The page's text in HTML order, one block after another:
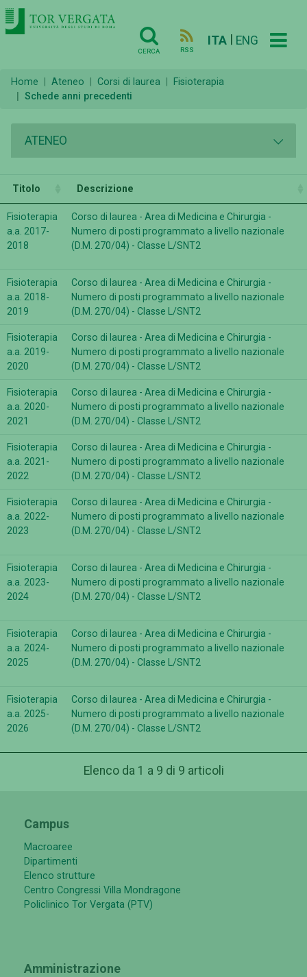
CERCA RSS
ITA ENG
Home Ateneo Corsi di laurea
Fisioterapia
Schede anni precedenti
ATENEO
Titolo Descrizione
Fisioterapia
a.a. 2017-
2018
Corso di laurea - Area di Medicina e Chirurgia -
Numero di posti programmato a livello nazionale
(D.M. 270/04) - Classe L/SNT2
Fisioterapia
a.a. 2018-
2019
Corso di laurea - Area di Medicina e Chirurgia -
Numero di posti programmato a livello nazionale
(D.M. 270/04) - Classe L/SNT2
Fisioterapia
a.a. 2019-
2020
Corso di laurea - Area di Medicina e Chirurgia -
Numero di posti programmato a livello nazionale
(D.M. 270/04) - Classe L/SNT2
Fisioterapia
a.a. 2020-
2021
Corso di laurea - Area di Medicina e Chirurgia -
Numero di posti programmato a livello nazionale
(D.M. 270/04) - Classe L/SNT2
Fisioterapia
a.a. 2021-
2022
Corso di laurea - Area di Medicina e Chirurgia -
Numero di posti programmato a livello nazionale
(D.M. 270/04) - Classe L/SNT2
Fisioterapia
a.a. 2022-
2023
Corso di laurea - Area di Medicina e Chirurgia -
Numero di posti programmato a livello nazionale
(D.M. 270/04) - Classe L/SNT2
Fisioterapia
a.a. 2023-
2024
Corso di laurea - Area di Medicina e Chirurgia -
Numero di posti programmato a livello nazionale
(D.M. 270/04) - Classe L/SNT2
Fisioterapia
a.a. 2024-
2025
Corso di laurea - Area di Medicina e Chirurgia -
Numero di posti programmato a livello nazionale
(D.M. 270/04) - Classe L/SNT2
Fisioterapia
a.a. 2025-
2026
Corso di laurea - Area di Medicina e Chirurgia -
Numero di posti programmato a livello nazionale
(D.M. 270/04) - Classe L/SNT2
Elenco da 1 a 9 di 9 articoli
Campus
Macroaree
Dipartimenti
Elenco strutture
Centro Congressi Villa Mondragone
Policlinico Tor Vergata (PTV)
Amministrazione